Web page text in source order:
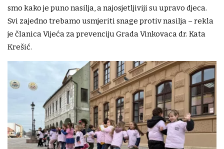
smo kako je puno nasilja, a najosjetljiviji su upravo djeca.
Svi zajedno trebamo usmjeriti snage protiv nasilja – rekla
je članica Vijeća za prevenciju Grada Vinkovaca dr. Kata
Krešić.